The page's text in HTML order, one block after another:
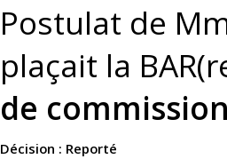
Postulat de
plaçait la
de
Décision : Reporté